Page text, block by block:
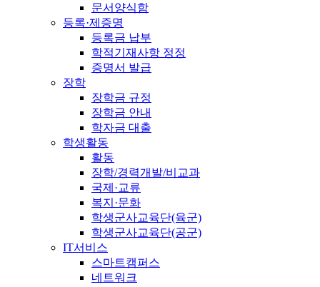
문서양식함
등록·제증명
등록금 납부
학적기재사항 정정
증명서 발급
장학
장학금 규정
장학금 안내
학자금 대출
학생활동
활동
장학/경력개발/비교과
국제·교류
복지·문화
학생군사교육단(육군)
학생군사교육단(공군)
IT서비스
스마트캠퍼스
네트워크